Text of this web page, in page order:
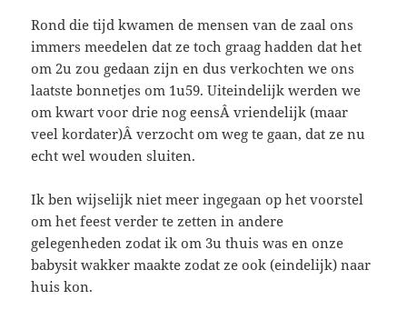
Rond die tijd kwamen de mensen van de zaal ons
immers meedelen dat ze toch graag hadden dat het
om 2u zou gedaan zijn en dus verkochten we ons
laatste bonnetjes om 1u59. Uiteindelijk werden we
om kwart voor drie nog eensÂ vriendelijk (maar
veel kordater)Â verzocht om weg te gaan, dat ze nu
echt wel wouden sluiten.
Ik ben wijselijk niet meer ingegaan op het voorstel
om het feest verder te zetten in andere
gelegenheden zodat ik om 3u thuis was en onze
babysit wakker maakte zodat ze ook (eindelijk) naar
huis kon.